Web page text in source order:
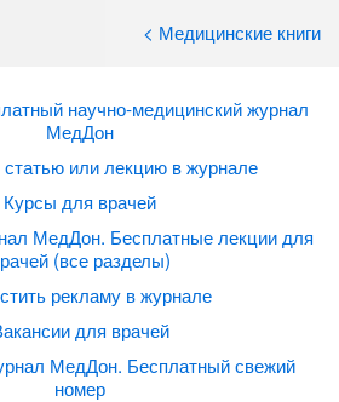
< Медицинские книги
научно-медицинский журнал
МедДон
статью или лекцию в журнале
Курсы для врачей
МедДон. Бесплатные лекции для
(все разделы)
рекламу в журнале
для врачей
МедДон. Бесплатный свежий
номер